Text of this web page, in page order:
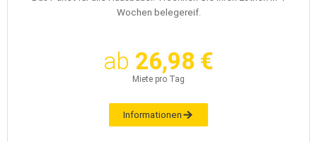
Wochen belegereif.
ab 26,98 €
Miete pro Tag
Informationen